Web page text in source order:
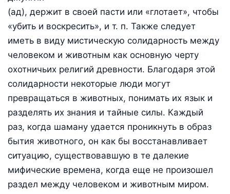
(ад), держит в своей пасти или «глотает», чтобы
«убить и воскресить», и т. п. Также следует
иметь в виду мистическую солидарность между
человеком и животным как основную черту
охотничьих религий древности. Благодаря этой
солидарности некоторые люди могут
превращаться в животных, понимать их язык и
разделять их знания и тайные силы. Каждый
раз, когда шаману удается проникнуть в образ
бытия животного, он как бы восстанавливает
ситуацию, существовавшую в те далекие
мифические времена, когда еще не произошел
раздел между человеком и животным миром.